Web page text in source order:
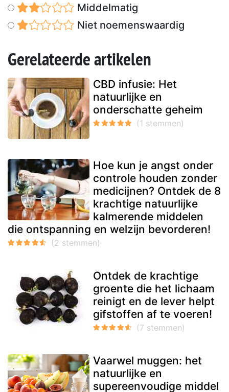
Middelmatig
Niet noemenswaardig
Gerelateerde artikelen
CBD infusie: Het
natuurlijke en
onderschatte geheim
Hoe kun je angst onder
controle houden zonder
medicijnen? Ontdek de 8
krachtige natuurlijke
kalmerende middelen
die ontspanning en welzijn bevorderen!
Ontdek de krachtige
groente die het lichaam
reinigt en de lever helpt
gifstoffen af ​​te voeren!
Vaarwel muggen: het
natuurlijke en
supereenvoudige middel